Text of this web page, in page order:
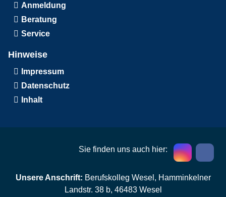
Anmeldung
Beratung
Service
Hinweise
Impressum
Datenschutz
Inhalt
Sie finden uns auch hier:
Unsere Anschrift: Berufskolleg Wesel, Hamminkelner
Landstr. 38 b, 46483 Wesel